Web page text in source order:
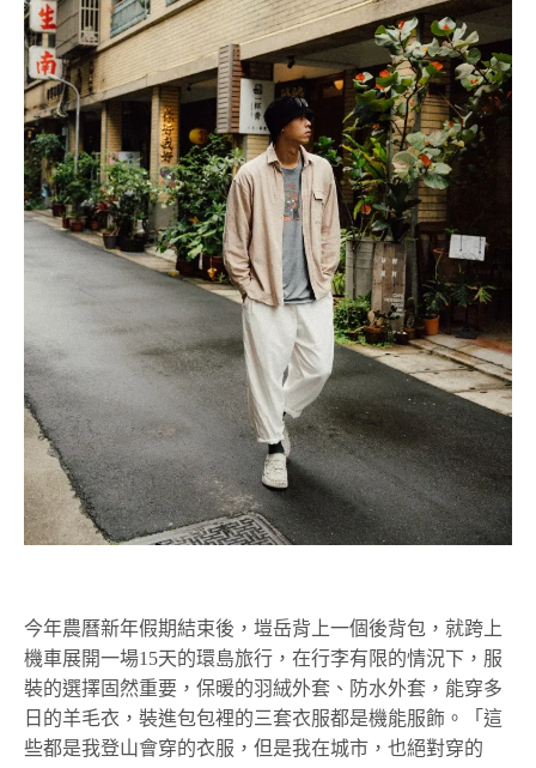
今年農曆新年假期結束後，塏岳背上一個後背包，就跨上
機車展開一場15天的環島旅行，在行李有限的情況下，服
裝的選擇固然重要，保暖的羽絨外套、防水外套，能穿多
日的羊毛衣，裝進包包裡的三套衣服都是機能服飾。「這
些都是我登山會穿的衣服，但是我在城市，也絕對穿的